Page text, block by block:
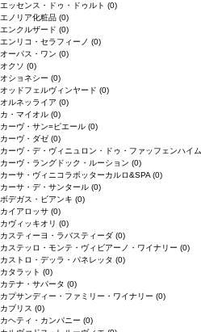
エッセンス・ドゥ・ドゥルト (0)
エノリア化粧品 (0)
エンクルザード (0)
エンリコ・セラフィーノ (0)
オーパス・ワン (0)
オクソ (0)
オショネシー (0)
オッドフェルヴィンヤード (0)
オルネッライア (0)
カ・マイオル (0)
カーヴ・サン=ピエール (0)
カーヴ・ダゼ (0)
カーヴ・デ・ヴィニュロン・ドゥ・ファッフェンハイム
カーヴ・ラングドック・ルーション (0)
カーサ・ヴィニコラボッターカルロ&SPA (0)
カーサ・デ・サンタール (0)
ボデガス・ビアンキ (0)
カイアロッサ (0)
カヴィッキオリ (0)
カスティーヨ・ラバスティーダ (0)
カステッロ・モンテ・ヴィビアーノ・ワイナリー (0)
カストロ・デッラ・パネレッタ (0)
カタラット (0)
カテナ・サパータ (0)
カプサンディー・ファミリー・ワイナリー (0)
カブリス (0)
カヘティ・カンパニー (0)